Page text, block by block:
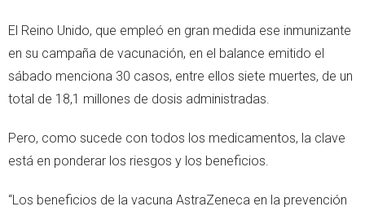
El Reino Unido, que empleó en gran medida ese inmunizante
en su campaña de vacunación, en el balance emitido el
sábado menciona 30 casos, entre ellos siete muertes, de un
total de 18,1 millones de dosis administradas.
Pero, como sucede con todos los medicamentos, la clave
está en ponderar los riesgos y los beneficios.
“Los beneficios de la vacuna AstraZeneca en la prevención